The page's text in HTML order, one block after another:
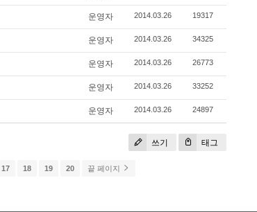
운영자 2014.03.26 19317
운영자 2014.03.26 34325
운영자 2014.03.26 26773
운영자 2014.03.26 33252
운영자 2014.03.26 24897
쓰기 태그
17 18 19 20 끝 페이지